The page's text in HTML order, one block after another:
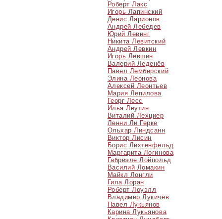
Роберт Лакс
Игорь Лапинский
Денис Ларионов
Андрей Лебедев
Юрий Левинг
Никита Левитский
Андрей Левкин
Игорь Лёвшин
Валерий Леденёв
Павел Лемберский
Элина Леонова
Алексей Леонтьев
Мария Лепилова
Георг Лесс
Илья Леутин
Виталий Лехциер
Ленни Ли Герке
Ольхар Линдсанн
Виктор Лисин
Борис Лихтенфельд
Маргарита Логинова
Габриэле Лойпольд
Василий Ломакин
Майкл Лонгли
Гила Лоран
Роберт Лоуэлл
Владимир Лукичёв
Павел Лукьянов
Карина Лукьянова